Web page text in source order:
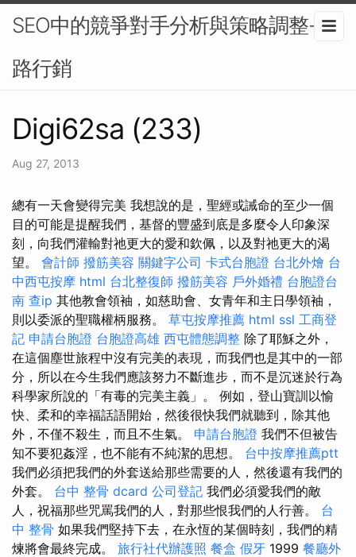
SEO中的競爭對手分析與策略調整-網
路行銷
Digi62sa (233)
Aug 27, 2013
總有一天會變得完美 我想說的是，聖經或誡命的至少一個
目的可能是提醒我們，基督的豐盛到底是多麼令人印象深
刻，向我們灌輸對祂更大的愛和欽佩，以及對祂更大的渴
望。 會計師 撥筋美容 關鍵字公司 卡式台胞證 台北外燴 台
中西屯按摩 html 台北整復師 撥筋美容 戶外婚禮 台胞證台
南 查ip 其他教會領袖，如慈助會、女青年和主日學領袖，
則以委派的聖職權柄服務。 草屯按摩推薦 html ssl 工商登
記 申請台胞證 台胞證高雄 西屯體態調整 除了耶穌之外，
在這個塵世旅程中沒有完美的表現，而我們也是其中的一部
分，所以在今生我們應該努力不斷進步，而不是沉迷於行為
科學家所說的「有毒的完美主義」。 例如，登山寶訓以愉
快、柔和的幸福話語開始，然後很快我們就聽到，除其他
外，不僅不殺生，而且不生氣。 申請台胞證 我們不但被告
知不要犯姦淫，也不能有不純潔的思想。 台中按摩推薦ptt
我們必須把我們的外套送給那些需要的人，然後還有我們的
外套。 台中 整骨 dcard 公司登記 我們必須愛我們的敵
人，祝福那些咒罵我們的人，對那些恨我們的人行善。 台
中 整骨 如果我們堅持下去，在永恆的某個時刻，我們的精
煉將會最終完成。 旅行社代辦護照 餐盒 假牙 1999 餐廳外